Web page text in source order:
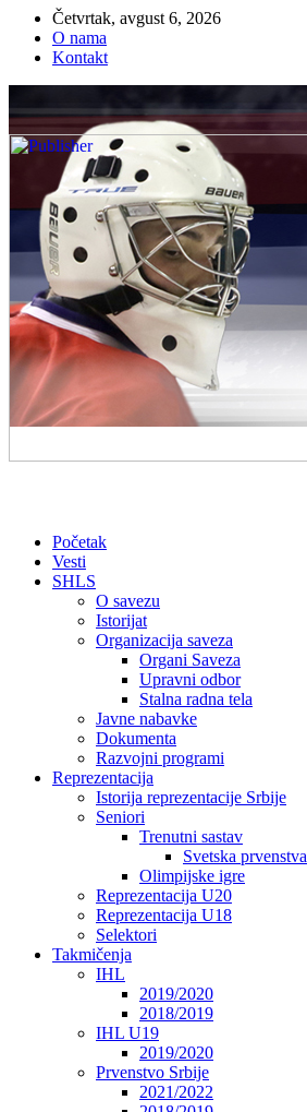
Četvrtak, avgust 6, 2026
O nama
Kontakt
Početak
Vesti
SHLS
O savezu
Istorijat
Organizacija saveza
Organi Saveza
Upravni odbor
Stalna radna tela
Javne nabavke
Dokumenta
Razvojni programi
Reprezentacija
Istorija reprezentacije Srbije
Seniori
Trenutni sastav
Svetska prvenstva
Olimpijske igre
Reprezentacija U20
Reprezentacija U18
Selektori
Takmičenja
IHL
2019/2020
2018/2019
IHL U19
2019/2020
Prvenstvo Srbije
2021/2022